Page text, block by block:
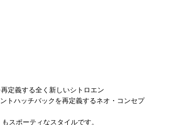
定義する全く新しいシトロエン
トハッチバックを再定義するネオ・コンセプ
スポーティなスタイルです。